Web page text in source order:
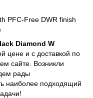
PFC-Free DWR finish
Diamond W
цене и с доставкой по
сайте. Возникли
рады
наиболее подходящий